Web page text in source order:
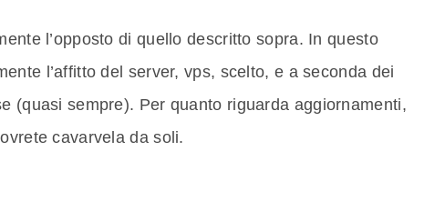
l’opposto di quello descritto sopra. In questo
l’affitto del server, vps, scelto, e a seconda dei
(quasi sempre). Per quanto riguarda aggiornamenti,
cavarvela da soli.